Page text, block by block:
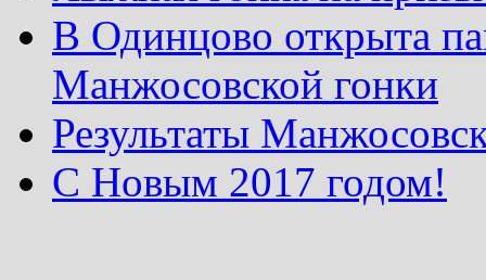
В Одинцово открыта
Манжосовской гонки
Результаты
С Новым 2017 годом!